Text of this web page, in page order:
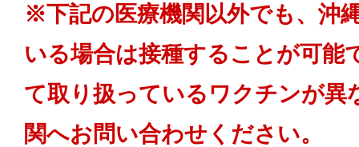
※下記の医療機関以外でも、沖
いる場合は接種することが可能
て取り扱っているワクチンが異
関へお問い合わせください。